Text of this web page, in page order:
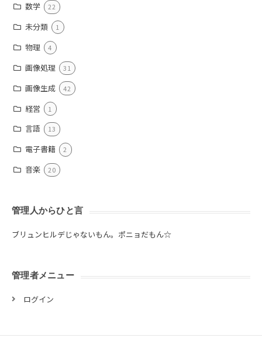
数学 22
未分類 1
物理 4
画像処理 31
画像生成 42
経営 1
言語 13
電子書籍 2
音楽 20
管理人からひと言
ブリュンヒルデじゃないもん。ポニョだもん☆
管理者メニュー
ログイン